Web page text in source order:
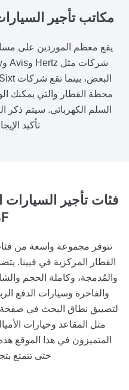
مكاتب تأجير
يقع معظم الموردين على
محطة القطار والتي يمكنك
السلم الكهربائي. سيتم ذكر
تأكيد
فئات تأجير السيارات
تتوفر مجموعة واسعة من
القطار المركزية في فيينا.
والمُدمجة، وكاملة الحجم
والفاخرة وسيارات الدفع
لتضييق نطاق البحث في صفحة
مثل المقاعد وخيارات
المتميزون في هذا الموقع
حتى تتمتع